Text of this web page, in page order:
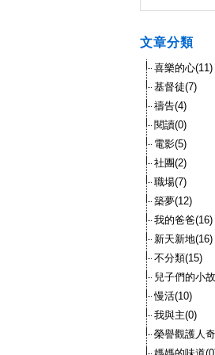
文章分類
喜樂的心(11)
基督徒(7)
禱告(4)
閱讀(0)
電影(5)
社團(2)
職場(7)
築夢(12)
我的爸爸(16)
新天新地(16)
不分類(15)
兒子們的小
慢活(10)
我與主(0)
榮譽觀護人